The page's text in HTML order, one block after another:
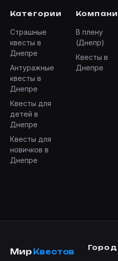
Категории
Страшные
квесты в
Днепре
Антуражные
квесты в
Днепре
Квесты для
детей в
Днепре
Квесты для
новичков в
Днепре
В плену
(Днепр)
Квесты в
Днепре
Мир Квестов